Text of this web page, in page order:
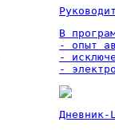
В
- опыт
-
-
Дневник-